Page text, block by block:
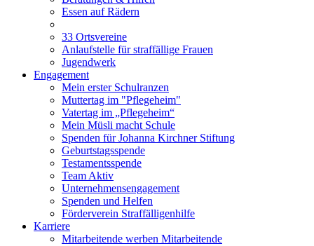
Essen auf Rädern
33 Ortsvereine
Anlaufstelle für straffällige Frauen
Jugendwerk
Engagement
Mein erster Schulranzen
Muttertag im "Pflegeheim"
Vatertag im „Pflegeheim“
Mein Müsli macht Schule
Spenden für Johanna Kirchner Stiftung
Geburtstagsspende
Testamentsspende
Team Aktiv
Unternehmensengagement
Spenden und Helfen
Förderverein Straffälligenhilfe
Karriere
Mitarbeitende werben Mitarbeitende